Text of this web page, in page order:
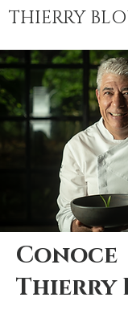
THIERRY
Thierry